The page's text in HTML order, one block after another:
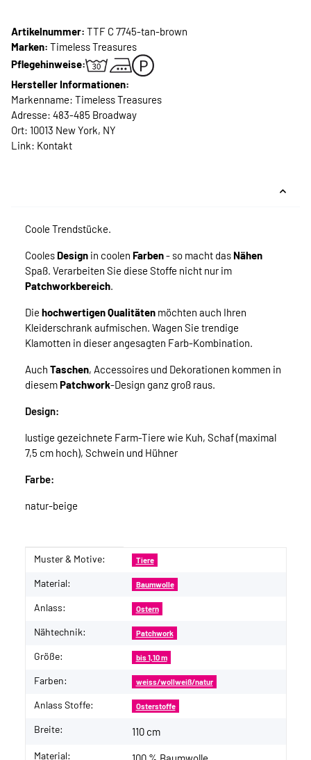
Artikelnummer: TTF C 7745-tan-brown
Marken: Timeless Treasures
Pflegehinweise:
Hersteller Informationen:
Markenname: Timeless Treasures
Adresse: 483-485 Broadway
Ort: 10013 New York, NY
Link: Kontakt
Coole Trendstücke.
Cooles Design in coolen Farben- so macht das Nähen
Spaß. Verarbeiten Sie diese Stoffe nicht nur im
Patchworkbereich.
Die hochwertigen Qualitäten möchten auch Ihren
Kleiderschrank aufmischen. Wagen Sie trendige
Klamotten in dieser angesagten Farb-Kombination.
Auch Taschen, Accessoires und Dekorationen kommen in
diesemPatchwork-Design ganz groß raus.
Design:
lustige gezeichnete Farm-Tiere wie Kuh, Schaf (maximal
7,5 cm hoch), Schwein und Hühner
Farbe:
natur-beige
Produkteigenschaft
Wert
Muster & Motive: Tiere
Material: Baumwolle
Anlass: Ostern
Nähtechnik: Patchwork
Größe: bis 1,10 m
Farben: weiss/wollweiß/natur
Anlass Stoffe: Osterstoffe
Breite: 110 cm
Material: